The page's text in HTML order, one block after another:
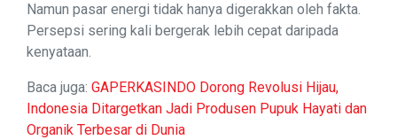
Namun pasar energi tidak hanya digerakkan oleh fakta.
Persepsi sering kali bergerak lebih cepat daripada
kenyataan.
Baca juga: GAPERKASINDO Dorong Revolusi Hijau,
Indonesia Ditargetkan Jadi Produsen Pupuk Hayati dan
Organik Terbesar di Dunia